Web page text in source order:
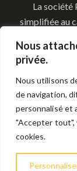
Nous
privée.
Nous utilisons
de navigation,
personnalisé et
"Accepter tout",
cookies.
​La société
simplifiée au